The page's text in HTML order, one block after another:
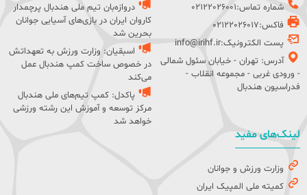
شماره تماس:02122026001
فاکس:02122026017
پست الکترونیک:info@irihf.ir
آدرس: تهران - خیابان سئول شمالی
- ورودی غربی - مجموعه انقلاب -
فدراسیون هندبال
دروازه‌بان تیم ملی هندبال پرچمدار
کاروان ایران در بازی‌های آسیایی جوانان
بحرین شد
اسبقیان: وزارت ورزش به تعهداتش
در خصوص ساخت کمپ هندبال عمل
می‌کند
پاکدل: کمپ تیم‌های ملی هندبال
مرکز توسعه و آموزش این رشته ورزشی
خواهد شد
لینک‌های مفید
وزارت ورزش و جوانان
کمیته ملی المپیک ایران